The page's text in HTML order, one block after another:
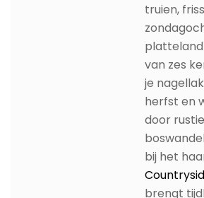
truien,
platteland
van zes
je
herfst en
door
bij het
brengt